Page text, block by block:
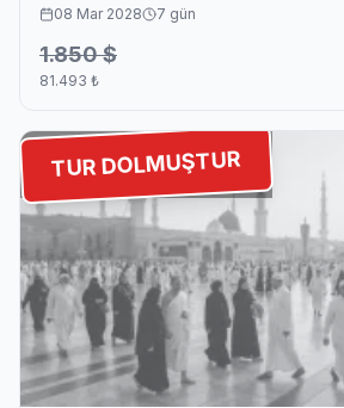
08 Mar 2028 7 gün
1.850$
81.493 ₺
TUR DOLMUŞTUR